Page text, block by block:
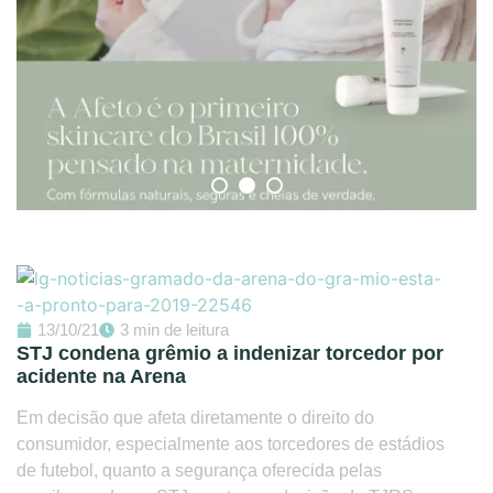
13/10/21 3 min de leitura
STJ condena grêmio a indenizar torcedor por
acidente na Arena
Em decisão que afeta diretamente o direito do
consumidor, especialmente aos torcedores de estádios
de futebol, quanto a segurança oferecida pelas